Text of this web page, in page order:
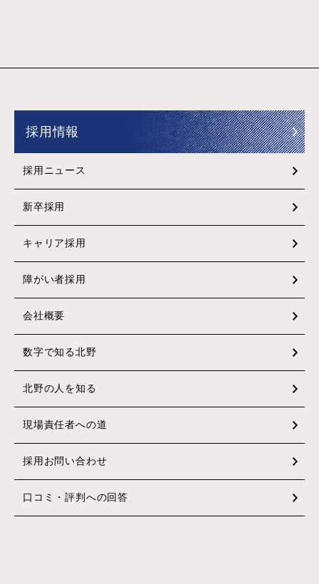
採用情報
採用ニュース
新卒採用
キャリア採用
障がい者採用
会社概要
数字で知る北野
北野の人を知る
現場責任者への道
採用お問い合わせ
口コミ・評判への回答